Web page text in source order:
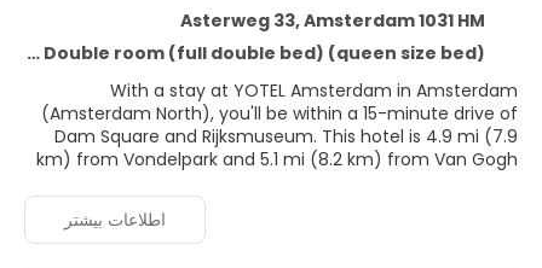
Asterweg 33, Amsterdam 1031 HM
Premier Double room (full double bed) (queen size bed)
With a stay at YOTEL Amsterdam in Amsterdam
(Amsterdam North), you'll be within a 15-minute drive of
Dam Square and Rijksmuseum. This hotel is 4.9 mi (7.9
km) from Vondelpark and 5.1 mi (8.2 km) from Van Gogh
Don't miss out on recreational opportunities including a
24-hour health club and bicycles to rent. Additional
اطلاعات بیشتر